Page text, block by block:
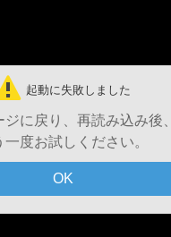
起動に失敗しました
に戻り、再読み込み後、
一度お試しください。
OK